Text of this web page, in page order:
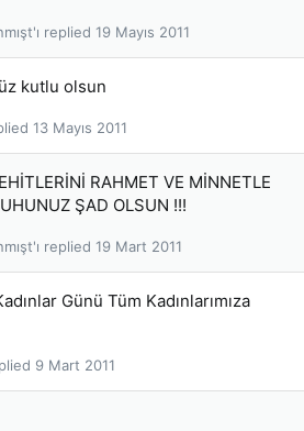
19 Mayıs 2011
kutlu olsun
13 Mayıs 2011
RAHMET VE MİNNETLE
ŞAD OLSUN !!!
19 Mart 2011
Günü Tüm Kadınlarımıza
9 Mart 2011